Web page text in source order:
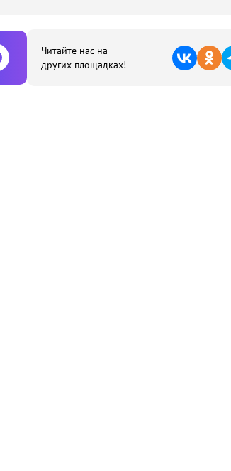
Читайте нас на
других площадках!